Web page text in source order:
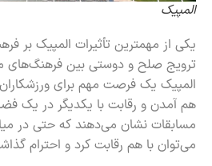
المپیک
یکی از مهمترین تأثیرات المپیک بر
ترویج صلح و دوستی بین
المپیک یک فرصت مهم برای
هم آمدن و رقابت با یکدیگر در یک
مسابقات نشان می‌دهند که حتی در
می‌توان با هم رقابت کرد و احترام